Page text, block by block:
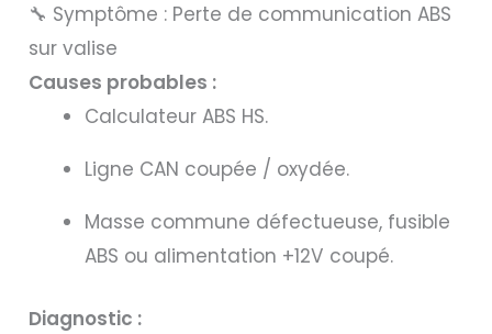
🔧 Symptôme : Perte de communication ABS
sur valise
Causes probables :
Calculateur ABS HS.
Ligne CAN coupée / oxydée.
Masse commune défectueuse, fusible
ABS ou alimentation +12V coupé.
Diagnostic :